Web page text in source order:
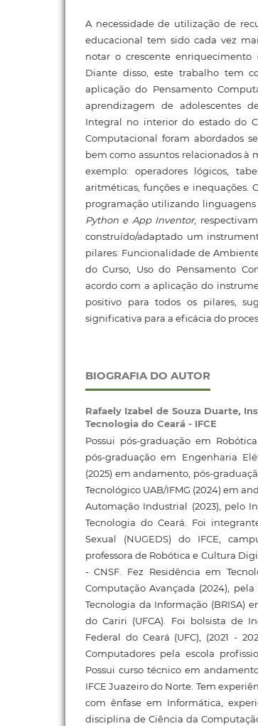
A necessidade de utilização de
educacional tem sido cada vez
notar o crescente enriquecimento
Diante disso, este trabalho tem
aplicação do Pensamento
aprendizagem de adolescentes
Integral no interior do estado do
Computacional foram abordados
bem como assuntos relacionados à
exemplo: operadores lógicos,
aritméticas, funções e inequações.
programação utilizando linguagens
Python e App Inventor,
construído/adaptado um
pilares: Funcionalidade de
do Curso, Uso do Pensamento
acordo com a aplicação do
positivo para todos os pilares,
significativa para a eficácia do
BIOGRAFIA DO AUTOR
Rafaely Izabel de Souza Duarte,
Tecnologia do Ceará - IFCE
Possui pós-graduação em
pós-graduação em Engenharia
(2025) em andamento, pós-
Tecnológico UAB/IFMG (2024) em
Automação Industrial (2023), pelo
Tecnologia do Ceará. Foi
Sexual (NUGEDS) do IFCE,
professora de Robótica e Cultura
- CNSF. Fez Residência em
Computação Avançada (2024),
Tecnologia da Informação (BRISA)
do Cariri (UFCA). Foi bolsista de
Federal do Ceará (UFC), (2021 -
Computadores pela escola
Possui curso técnico em
IFCE Juazeiro do Norte. Tem
com ênfase em Informática,
disciplina de Ciência da